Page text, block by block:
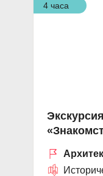
4 часа